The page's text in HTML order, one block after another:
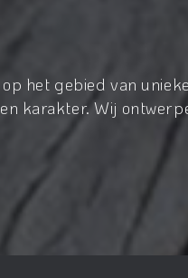
het gebied van
karakter. Wij